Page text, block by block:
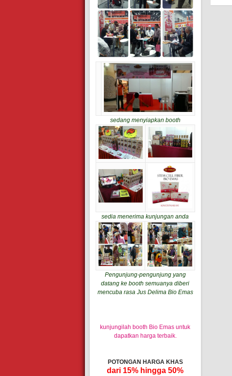
sedang menyiapkan booth
sedia menerima kunjungan anda
Pengunjung-pengunjung yang
datang ke booth semuanya diberi
mencuba rasa Jus Delima Bio Emas
kunjungilah booth Bio Emas untuk
dapatkan harga terbaik.
POTONGAN HARGA KHAS
dari 15% hingga 50%